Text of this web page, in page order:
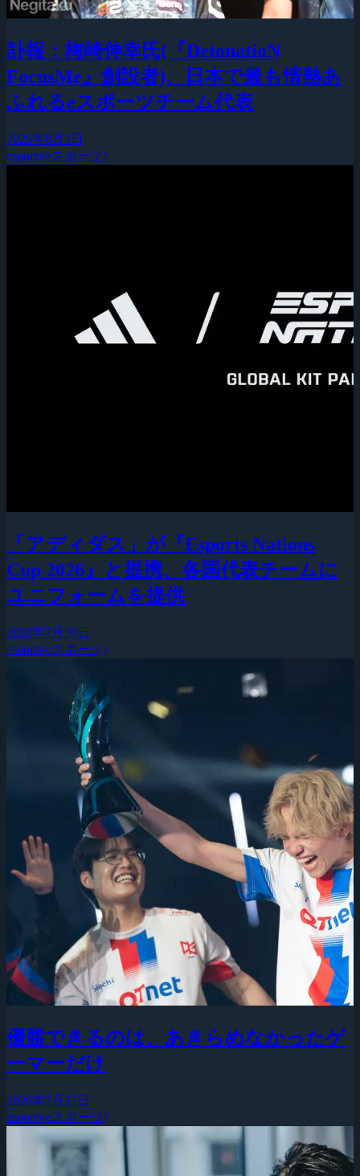
訃報：梅崎伸幸氏(『DetonatioN
FocusMe』創設者)、日本で最も情熱あ
ふれるeスポーツチーム代表
2026年8月3日
esports(eスポーツ)
「アディダス」が『Esports Nations
Cup 2026』と提携、各国代表チームに
ユニフォームを提供
2026年7月30日
esports(eスポーツ)
優勝できるのは、あきらめなかったゲ
ーマーだけ
2026年7月27日
esports(eスポーツ)